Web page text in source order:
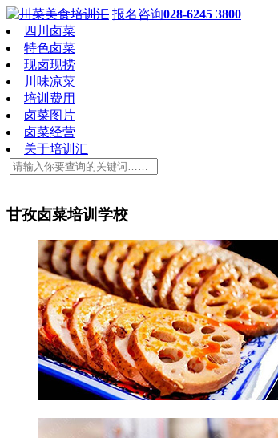
报名咨询028-6245 3800
四川卤菜
特色卤菜
现卤现捞
川味凉菜
培训费用
卤菜图片
卤菜经营
关于培训汇
甘孜卤菜培训学校